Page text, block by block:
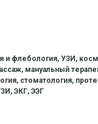
и флебология, УЗИ,
мануальный
стоматология,
ЭКГ, ЭЭГ